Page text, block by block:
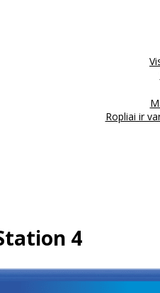
Ropliai ir
4